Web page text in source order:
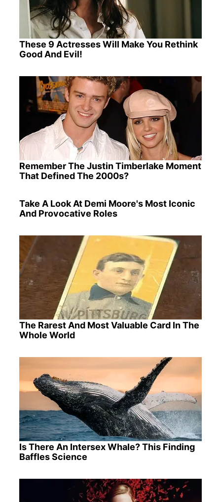
These 9 Actresses Will Make You Rethink
Good And Evil!
Remember The Justin Timberlake Moment
That Defined The 2000s?
Take A Look At Demi Moore's Most Iconic
And Provocative Roles
The Rarest And Most Valuable Card In The
Whole World
Is There An Intersex Whale? This Finding
Baffles Science